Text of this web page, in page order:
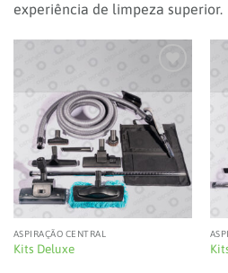
experiência de limpeza superior.
ASPIRAÇÃO CENTRAL
Kits Deluxe